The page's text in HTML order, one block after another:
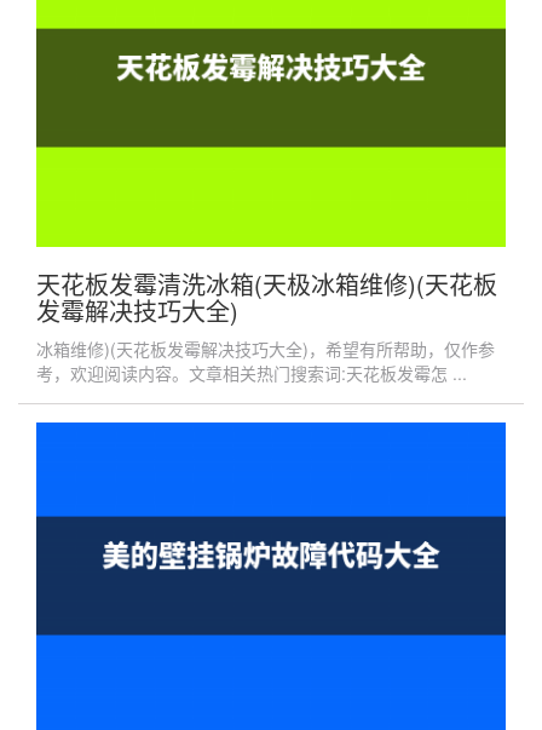
天花板发霉清洗冰箱(天极冰箱维修)(天花板
发霉解决技巧大全)
冰箱维修)(天花板发霉解决技巧大全)，希望有所帮助，仅作参
考，欢迎阅读内容。文章相关热门搜索词:天花板发霉怎 ...